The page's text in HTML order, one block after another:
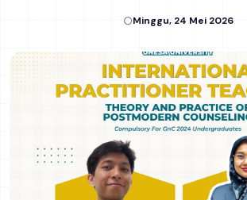
Minggu, 24 Mei 2026